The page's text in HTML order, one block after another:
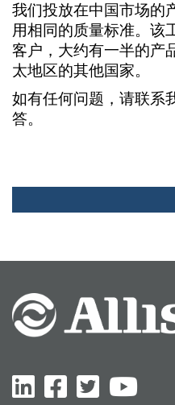
我们投放在中国市场的
用相同的质量标准。该
客户，大约有一半的产
太地区的其他国家。
如有任何问题，请联系
答。